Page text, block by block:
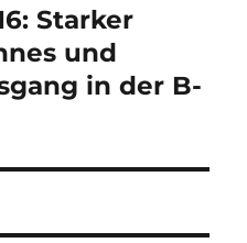
Starker
und
in der B-